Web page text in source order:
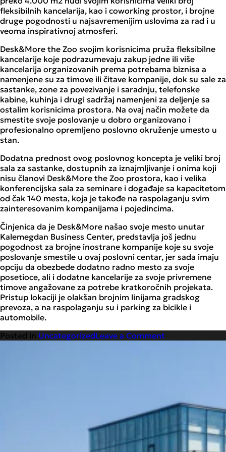
fleksibilnih kancelarija, kao i coworking prostor, i brojne
druge pogodnosti u najsavremenijim uslovima za rad i u
veoma inspirativnoj atmosferi.
Desk&More the Zoo svojim korisnicima pruža fleksibilne
kancelarije koje podrazumevaju zakup jedne ili više
kancelarija organizovanih prema potrebama biznisa a
namenjene su za timove ili čitave kompanije, dok su sale za
sastanke, zone za povezivanje i saradnju, telefonske
kabine, kuhinja i drugi sadržaj namenjeni za deljenje sa
ostalim korisnicima prostora. Na ovaj način možete da
smestite svoje poslovanje u dobro organizovano i
profesionalno opremljeno poslovno okruženje umesto u
stan.
Dodatna prednost ovog poslovnog koncepta je veliki broj
sala za sastanke, dostupnih za iznajmljivanje i onima koji
nisu članovi Desk&More the Zoo prostora, kao i velika
konferencijska sala za seminare i događaje sa kapacitetom
od čak 140 mesta, koja je takođe na raspolaganju svim
zainteresovanim kompanijama i pojedincima.
Činjenica da je Desk&More našao svoje mesto unutar
Kalemegdan Business Center, predstavlja još jednu
pogodnost za brojne inostrane kompanije koje su svoje
poslovanje smestile u ovaj poslovni centar, jer sada imaju
opciju da obezbede dodatno radno mesto za svoje
posetioce, ali i dodatne kancelarije za svoje privremene
timove angažovane za potrebe kratkoročnih projekata.
Pristup lokaciji je olakšan brojnim linijama gradskog
prevoza, a na raspolaganju su i parking za bicikle i
automobile.
Posted in UncategorizedLeave a Comment
u
poslovnom
centru
Kalemegdan